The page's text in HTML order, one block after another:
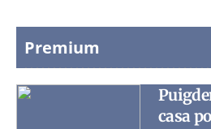
Premium
casa